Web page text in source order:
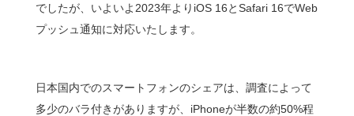
でしたが、いよいよ2023年よりiOS 16とSafari 16でWeb
プッシュ通知に対応いたします。
日本国内でのスマートフォンのシェアは、調査によって
多少のバラ付きがありますが、iPhoneが半数の約50%程